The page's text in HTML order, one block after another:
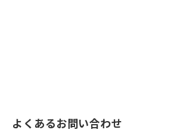
よくあるお問い合わせ